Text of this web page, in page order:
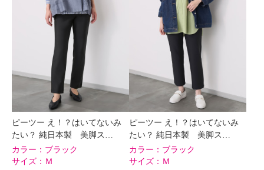
ピーツー え！？はいてないみ
たい？ 純日本製 美脚ス…
カラー： ブラック
サイズ： Ｍ
ピーツー え！？はいてないみ
たい？ 純日本製 美脚ス…
カラー： ブラック
サイズ： Ｍ